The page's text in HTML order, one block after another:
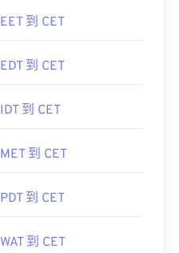
EET 到 CET
EDT 到 CET
IDT 到 CET
MET 到 CET
PDT 到 CET
WAT 到 CET